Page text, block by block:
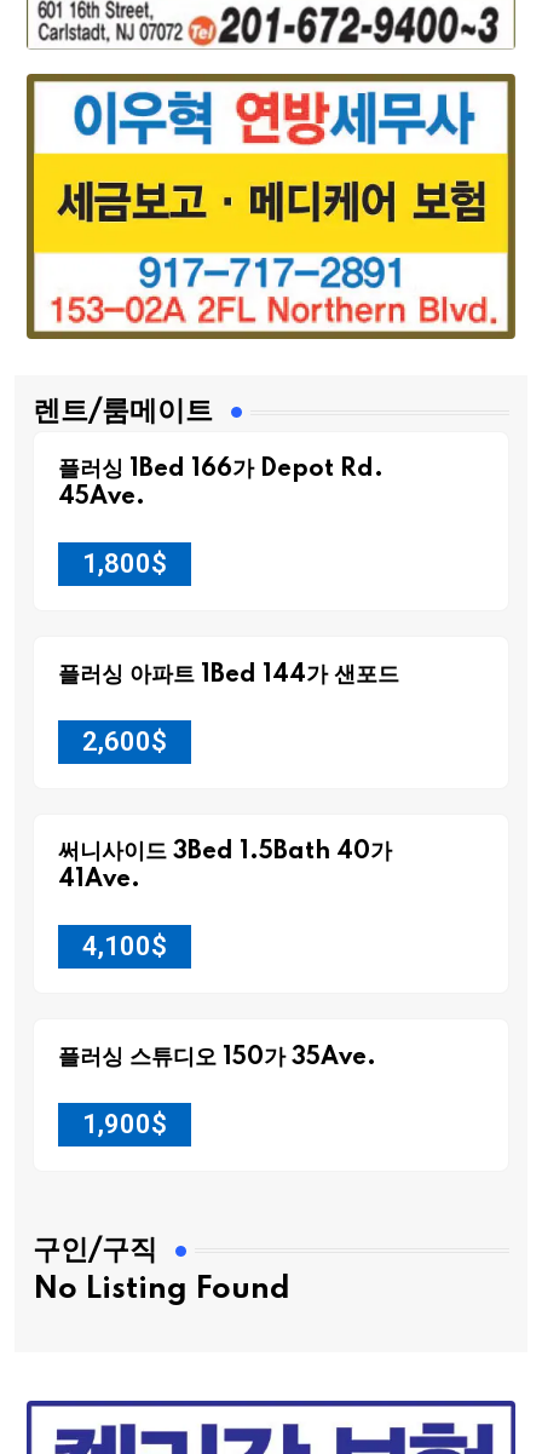
렌트/룸메이트
플러싱 1Bed 166가 Depot Rd.
45Ave.
1,800$
플러싱 아파트 1Bed 144가 샌포드
2,600$
써니사이드 3Bed 1.5Bath 40가
41Ave.
4,100$
플러싱 스튜디오 150가 35Ave.
1,900$
구인/구직
No Listing Found